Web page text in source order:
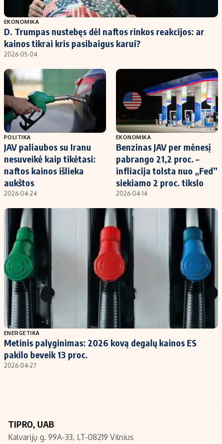
Populiarios temos
Investavimas
Akcijų rinka
Saulės elektrinės
Kriptovaliutos
Infliacija
Migracija
Titulinis
Nedarbo išmokos skaičiuoklė
Indėlių skaičiuoklė
Būsto finansai
Įdomios naujienos
Redakcija
Apie mus
Redakcijos politika
Privatumo politika
Turinio žymėjimo taisyklės
Kontaktai
Regionų naujienos
Indėlių palūkanos
EKONOMIKA
D. Trumpas nustebęs dėl naftos rinkos reakcijos: ar
kainos tikrai kris pasibaigus karui?
2026-05-04
POLITIKA
JAV paliaubos su Iranu
nesuveikė kaip tikėtasi:
naftos kainos išlieka
aukštos
2026-04-24
EKONOMIKA
Benzinas JAV per mėnesį
pabrango 21,2 proc. –
infliacija tolsta nuo „Fed”
siekiamo 2 proc. tikslo
2026-04-14
ENERGETIKA
Metinis palyginimas: 2026 kovą degalų kainos ES
pakilo beveik 13 proc.
2026-04-27
TIPRO, UAB
Kalvarijų g. 99A-33, LT-08219 Vilnius